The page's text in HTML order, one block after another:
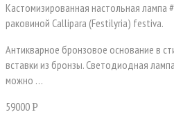
Кастомизированная настольная лампа
раковиной Callipara (Festilyria) festiva.
Антикварное бронзовое основание в
вставки из бронзы. Светодиодная
можно …
59000Р